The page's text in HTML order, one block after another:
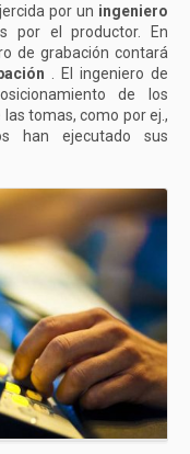
por un ingeniero
por el productor. En
de grabación contará
. El ingeniero de
de los
tomas, como por ej.,
han ejecutado sus